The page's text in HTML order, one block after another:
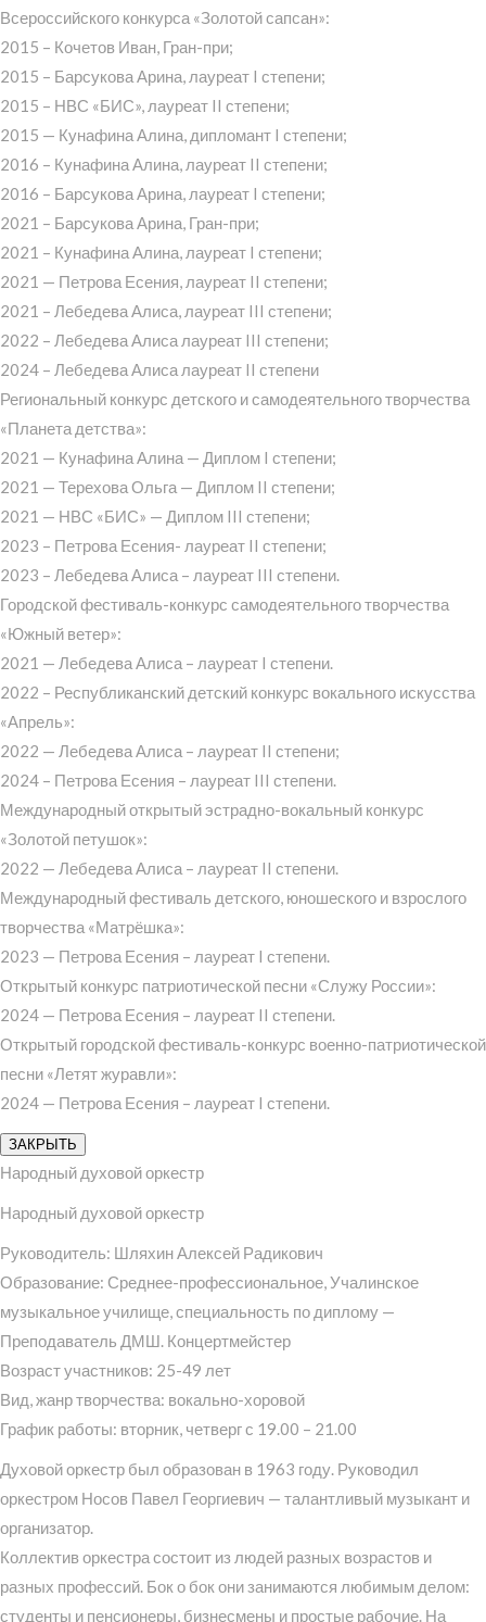
Всероссийского конкурса «Золотой сапсан»:
2015 – Кочетов Иван, Гран-при;
2015 – Барсукова Арина, лауреат I степени;
2015 – НВС «БИС», лауреат II степени;
2015 — Кунафина Алина, дипломант I степени;
2016 – Кунафина Алина, лауреат II степени;
2016 – Барсукова Арина, лауреат I степени;
2021 – Барсукова Арина, Гран-при;
2021 – Кунафина Алина, лауреат I степени;
2021 — Петрова Есения, лауреат II степени;
2021 – Лебедева Алиса, лауреат III степени;
2022 – Лебедева Алиса лауреат III степени;
2024 – Лебедева Алиса лауреат II степени
Региональный конкурс детского и самодеятельного творчества
«Планета детства»:
2021 — Кунафина Алина — Диплом I степени;
2021 — Терехова Ольга — Диплом II степени;
2021 — НВС «БИС» — Диплом III степени;
2023 – Петрова Есения- лауреат II степени;
2023 – Лебедева Алиса – лауреат III степени.
Городской фестиваль-конкурс самодеятельного творчества
«Южный ветер»:
2021 — Лебедева Алиса – лауреат I степени.
2022 – Республиканский детский конкурс вокального искусства
«Апрель»:
2022 — Лебедева Алиса – лауреат II степени;
2024 – Петрова Есения – лауреат III степени.
Международный открытый эстрадно-вокальный конкурс
«Золотой петушок»:
2022 — Лебедева Алиса – лауреат II степени.
Международный фестиваль детского, юношеского и взрослого
творчества «Матрёшка»:
2023 — Петрова Есения – лауреат I степени.
Открытый конкурс патриотической песни «Служу России»:
2024 — Петрова Есения – лауреат II степени.
Открытый городской фестиваль-конкурс военно-патриотической
песни «Летят журавли»:
2024 — Петрова Есения – лауреат I степени.
ЗАКРЫТЬ
Народный духовой оркестр
Народный духовой оркестр
Руководитель: Шляхин Алексей Радикович
Образование: Среднее-профессиональное, Учалинское
музыкальное училище, специальность по диплому —
Преподаватель ДМШ. Концертмейстер
Возраст участников: 25-49 лет
Вид, жанр творчества: вокально-хоровой
График работы: вторник, четверг с 19.00 – 21.00
Духовой оркестр был образован в 1963 году. Руководил
оркестром Носов Павел Георгиевич — талантливый музыкант и
организатор.
Коллектив оркестра состоит из людей разных возрастов и
разных профессий. Бок о бок они занимаются любимым делом:
студенты и пенсионеры, бизнесмены и простые рабочие. На